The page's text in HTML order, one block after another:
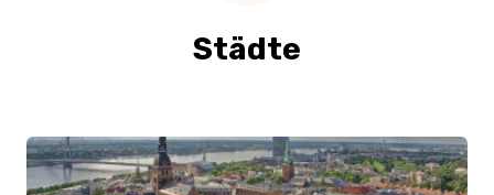
Städte